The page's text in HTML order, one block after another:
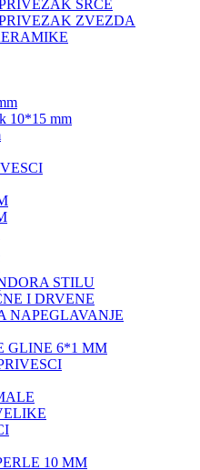
SRCE
ZVEZDA
10*15 mm
STILU
I DRVENE
NAPEGLAVANJE
GLINE 6*1 MM
10 MM